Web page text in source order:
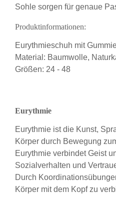
Sohle sorgen für genaue
Produktinformationen:
Eurythmieschuh mit
Material: Baumwolle,
Größen: 24 - 48
Eurythmie
Eurythmie ist die Kunst,
Körper durch Bewegung
Eurythmie verbindet Geist
Sozialverhalten und
Durch
Körper mit dem Kopf zu